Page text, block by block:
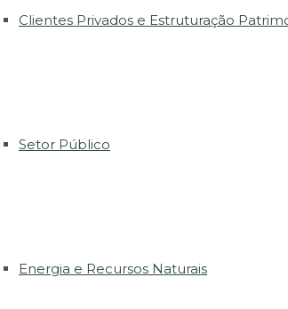
Clientes Privados e Estruturação
Setor Público
Energia e Recursos Naturais
dos Réus (RR.). Perante essa
o pedido de imediato, sem
por falta de impulso processual.
do STJ
do juiz
– O tribunal deveria ter
do processo.
– O direito à dispensa de encargos
prévio da A.
deserção da instânci
a – A falta de
necessários à regular tramitação do
considerou, aliada à ambiguidade
nunca devidamente esclarecida,